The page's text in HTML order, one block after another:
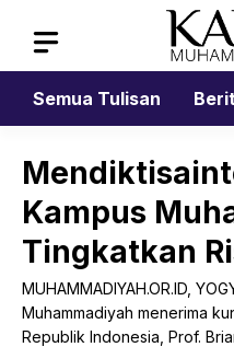
content
Semua Tulisan
Kampus
Tingkatkan
MUHAMMADIYAH.OR.ID,
Muhammadiyah menerima
Republik Indonesia, Prof.